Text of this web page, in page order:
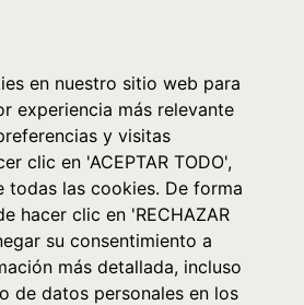
en nuestro sitio web para
experiencia más relevante
y visitas
clic en 'ACEPTAR TODO',
todas las cookies. De forma
hacer clic en 'RECHAZAR
su consentimiento a
más detallada, incluso
de datos personales en los